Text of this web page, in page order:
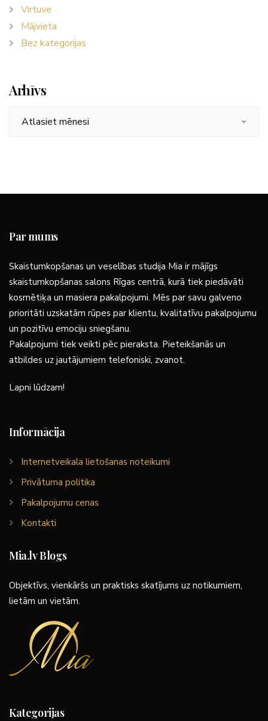
Virtuve
Mājvieta
Bez kategorijas
Arhīvs
Par mums
Skaistumkopšanas un veselības studija Mia ir mājīgs
skaistumkopšanas salons Rīgas centrā, kurā tiek piedāvāti
kosmētiķa un masiera pakalpojumi. Mēs par savu galveno
prioritāti uzskatām rūpes par klientu, kvalitatīvu pakalpojumu
un pozitīvu emociju sniegšanu.
Pakalpojumi tiek veikti pēc pieraksta. Pieteikšanās un
atbildes uz jautājumiem telefoniski, zvanot.
Lapni lūdzam!
Informācija
Internetveikala lietošanas noteikumi
Privātuma politika
Pakalpojumu cenas
Kontakti
Mia.lv Blogs
Objektīvs, vienkāršs un praktisks skatījums uz notikumiem,
lietām un vietām.
Kategorijas